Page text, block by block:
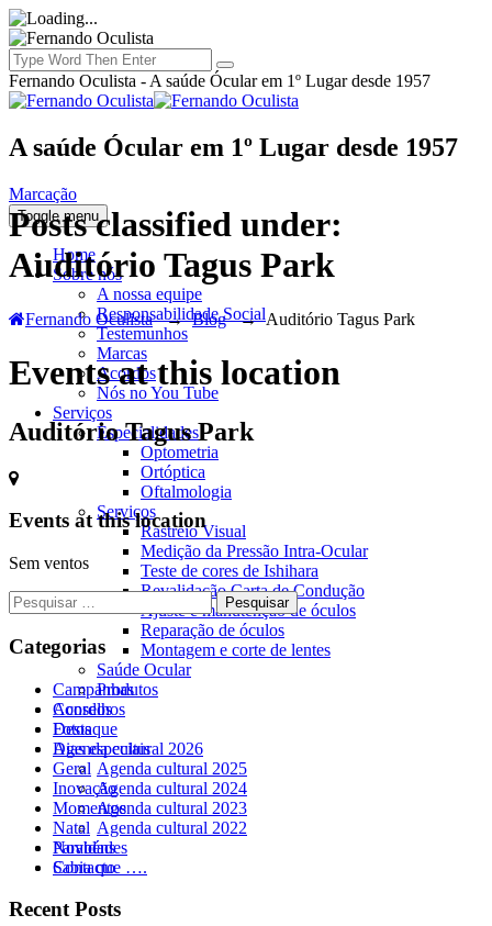
Fernando Oculista - A saúde Ócular em 1º Lugar desde 1957
A saúde Ócular em 1º Lugar desde 1957
Marcação
Toggle menu
Home
Sobre nós
A nossa equipe
Responsabilidade Social
Testemunhos
Marcas
Acordos
Nós no You Tube
Serviços
Especialidades
Optometria
Ortóptica
Oftalmologia
Serviços
Rastreio Visual
Medição da Pressão Intra-Ocular
Teste de cores de Ishihara
Revalidação Carta de Condução
Ajuste e manutenção de óculos
Reparação de óculos
Montagem e corte de lentes
Saúde Ocular
Produtos
Acordos
Fotos
Agenda cultural 2026
Agenda cultural 2025
Agenda cultural 2024
Agenda cultural 2023
Agenda cultural 2022
Novidades
Contacto
Posts classified under:
Auditório Tagus Park
Fernando Oculista →Blog→Auditório Tagus Park
Events at this location
Auditório Tagus Park
Events at this location
Sem ventos
Pesquisar
por:
Categorias
Campanhas
Conselhos
Destaque
Dias especiais
Geral
Inovação
Momentos
Natal
Parabéns
Sabia que ….
Recent Posts